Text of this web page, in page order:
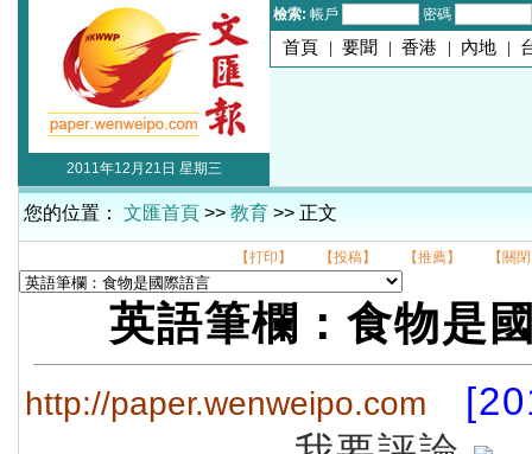
檢索: 帳戶 密碼
首頁 | 要聞 | 香港 | 內地 |
2011年12月21日 星期三
您的位置： 文匯首頁 >> 教育 >> 正文
【打印】 【投稿】 【推薦】 【關
英語筆欄：食物是
http://paper.wenweipo.com